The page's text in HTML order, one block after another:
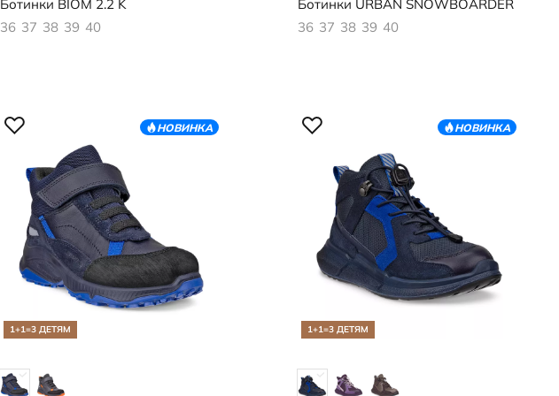
Ботинки BIOM 2.2 K
36 37 38 39 40
Ботинки URBAN SNOWBOARDER
36 37 38 39 40
НОВИНКА
1+1=3 ДЕТЯМ
НОВИНКА
1+1=3 ДЕТЯМ